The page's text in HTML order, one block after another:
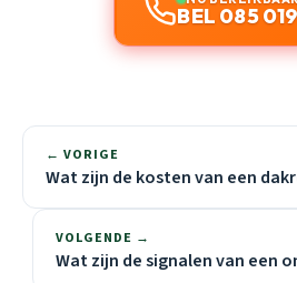
BEL 085
← VORIGE
Wat zijn de kosten van een
VOLGENDE →
Wat zijn de signalen van een